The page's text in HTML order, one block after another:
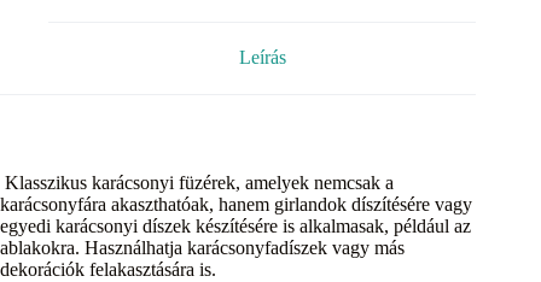
Leírás
Klasszikus karácsonyi füzérek, amelyek nemcsak a
karácsonyfára akaszthatóak, hanem girlandok díszítésére vagy
egyedi karácsonyi díszek készítésére is alkalmasak, például az
ablakokra. Használhatja karácsonyfadíszek vagy más
dekorációk felakasztására is.